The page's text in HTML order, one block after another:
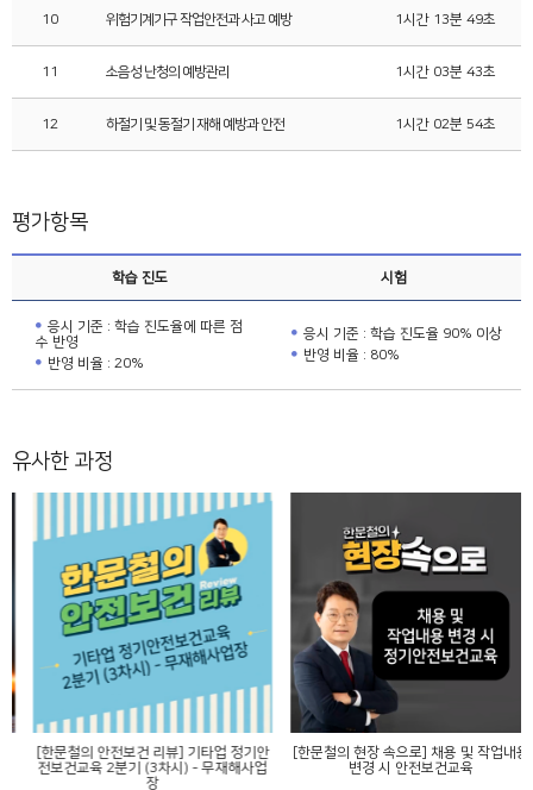
10 위험기계기구 작업안전과 사고 예방 1시간 13분 49초
11 소음성 난청의 예방관리 1시간 03분 43초
12 하절기 및 동절기 재해 예방과 안전 1시간 02분 54초
평가항목
학습 진도 시험
응시 기준 : 학습 진도율에 따른 점
수 반영
반영 비율 : 20%
응시 기준 : 학습 진도율 90% 이상
반영 비율 : 80%
유사한 과정
[한문철의 안전보건 리뷰] 기타업 정기안
전보건교육 2분기 (3차시) - 무재해사업
[한문철의 현장 속으로] 채용 및 작업내용
변경 시 안전보건교육